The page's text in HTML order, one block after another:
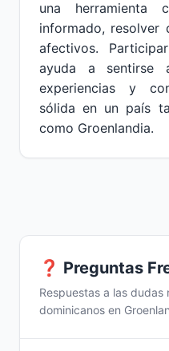
una herramienta
informado, resolver
afectivos.
ayuda a sentirse
experiencias y
sólida en un país
como Groenlandia.
❓ Preguntas
Respuestas a las dudas
dominicanos en